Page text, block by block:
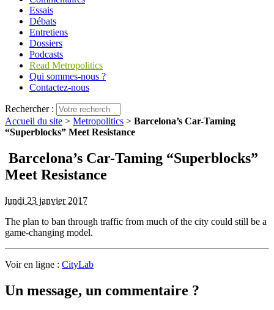
Essais
Débats
Entretiens
Dossiers
Podcasts
Read Metropolitics
Qui sommes-nous ?
Contactez-nous
Rechercher :
Accueil du site > Metropolitics > Barcelona’s Car-Taming
“Superblocks” Meet Resistance
Barcelona’s Car-Taming “Superblocks”
Meet Resistance
lundi 23 janvier 2017
The plan to ban through traffic from much of the city could still be a
game-changing model.
Voir en ligne : CityLab
Un message, un commentaire ?